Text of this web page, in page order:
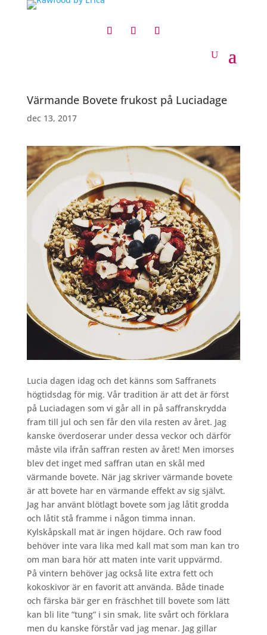
Värmande Bovete frukost på Luciadage
dec 13, 2017
Lucia dagen idag och det känns som Saffranets
högtidsdag för mig. Vår tradition är att det är först
på Luciadagen som vi går all in på saffranskrydda
fram till jul och sen får den vila resten av året. Jag
kanske överdoserar under dessa veckor och därför
måste vila ifrån saffran resten av året! Men imorses
blev det inget med saffran utan en skål med
värmande bovete. När jag skriver värmande bovete
är att bovete har en värmande effekt av sig självt.
Jag har använt blötlagt bovete som jag låtit grodda
och låtit stå framme i någon timma innan.
Kylskåpskall mat är ingen höjdare. Och raw food
behöver inte vara lika med kall mat som man kan tro
om man bara hör att maten inte varit uppvärmd.
På vintern behöver jag också lite extra fett och
kokoskivor är en favorit att använda. Både tinade
och färska bär ger en fräschhet till bovete som lätt
kan bli lite ”tung” i sin smak, lite svårt och förklara
men du kanske förstår vad jag menar. Jag gillar